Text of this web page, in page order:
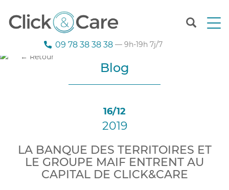
T
09 78 38 38 38 — 9h-19h 7j/7
Blog
← Retour
16/12
2019
LA BANQUE DES TERRITOIRES ET
LE GROUPE MAIF ENTRENT AU
CAPITAL DE CLICK&CARE